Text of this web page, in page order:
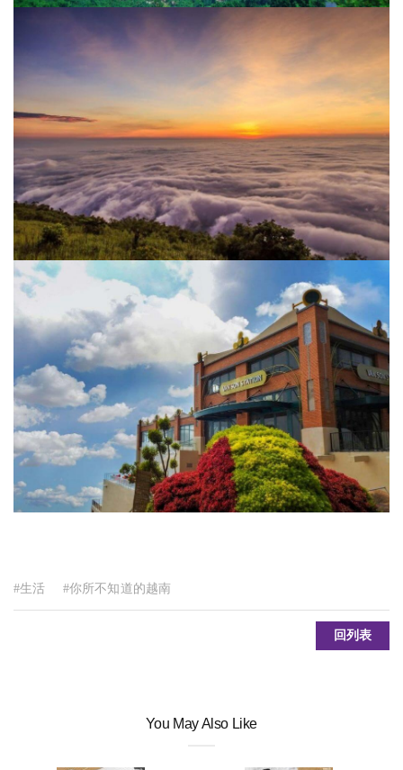
#生活 #你所不知道的越南
回列表
You May Also Like